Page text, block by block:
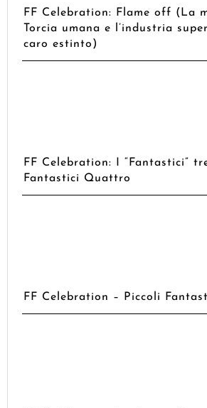
FF Celebration: Flame off (La
Torcia umana e l’industria
caro estinto)
FF Celebration: I “Fantastici”
Fantastici Quattro
FF Celebration – Piccoli